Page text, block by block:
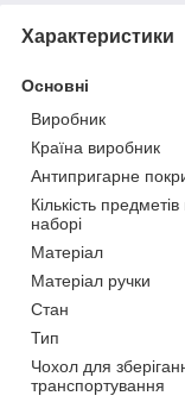
Характеристики
Основні
Виробник
Країна виробник
Антипригарне
Кількість предметів
наборі
Матеріал
Матеріал ручки
Стан
Тип
Чохол для
транспортування